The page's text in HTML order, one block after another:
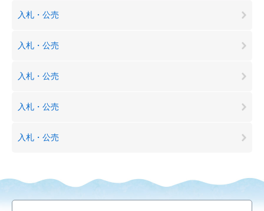
入札・公売
入札・公売
入札・公売
入札・公売
入札・公売